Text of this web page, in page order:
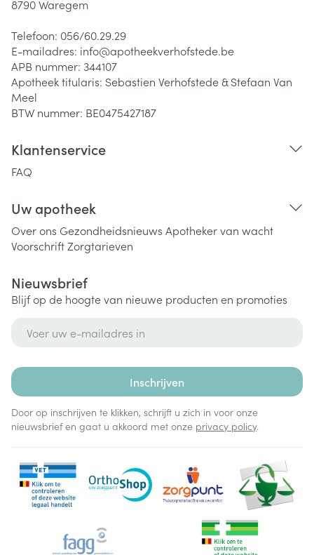
8790Waregem
Telefoon: 056/60.29.29
E-mailadres: info@apotheekverhofstede.be
APB nummer: 344107
Apotheek titularis: Sebastien Verhofstede & Stefaan Van
Meel
BTW nummer: BE0475427187
Klantenservice
FAQ
Uw apotheek
Over ons Gezondheidsnieuws Apotheker van wacht
VoorschriftZorgtarieven
Nieuwsbrief
Blijf op de hoogte van nieuwe producten en promoties
Inschrijven
Door op inschrijven te klikken, schrijft u zich in voor onze
nieuwsbrief en gaat u akkoord met onze privacy policy.